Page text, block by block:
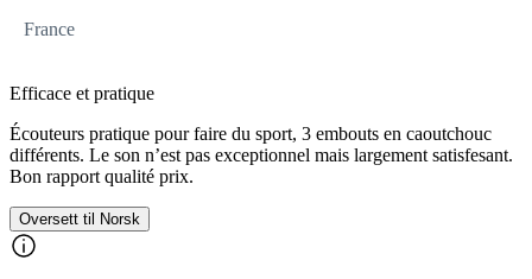
France
Efficace et pratique
Écouteurs pratique pour faire du sport, 3 embouts en caoutchouc
différents. Le son n’est pas exceptionnel mais largement satisfesant.
Bon rapport qualité prix.
Oversett til Norsk